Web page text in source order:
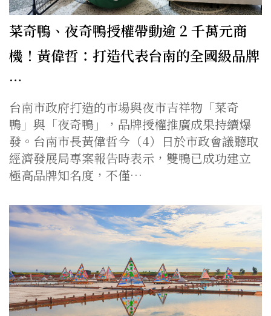
菜奇鴨、夜奇鴨授權帶動逾 2 千萬元商
機！黃偉哲：打造代表台南的全國級品牌
…
台南市政府打造的市場與夜市吉祥物「菜奇
鴨」與「夜奇鴨」，品牌授權推廣成果持續爆
發。台南市長黃偉哲今（4）日於市政會議聽取
經濟發展局專案報告時表示，雙鴨已成功建立
極高品牌知名度，不僅…